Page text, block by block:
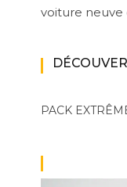
voiture neuve
PACK